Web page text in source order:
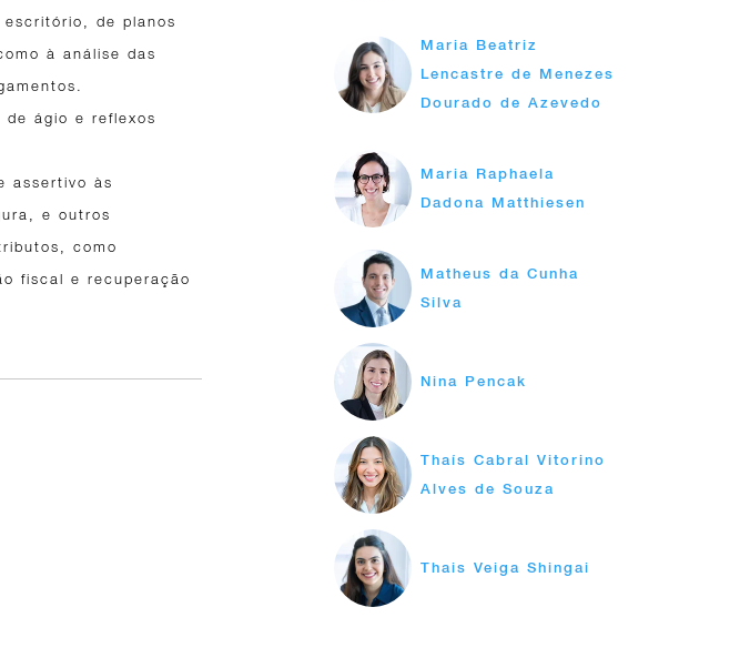
de planos
à análise das
ágio e reflexos
assertivo às
e outros
como
fiscal e recuperação
Maria Beatriz
Lencastre de Menezes
Dourado de Azevedo
Maria Raphaela
Dadona Matthiesen
Matheus da Cunha
Silva
Nina Pencak
Thaís Cabral Vitorino
Alves de Souza
Thais Veiga Shingai